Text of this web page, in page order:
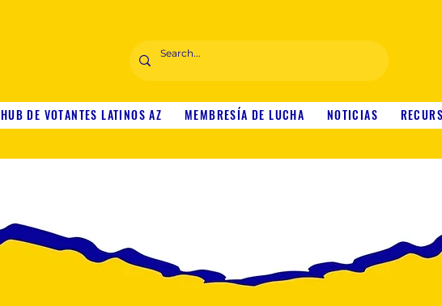
HUB DE VOTANTES LATINOS AZ MEMBRESÍA DE LUCHA NOTICIAS